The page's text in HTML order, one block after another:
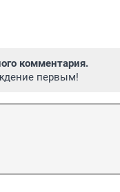
комментария.
первым!